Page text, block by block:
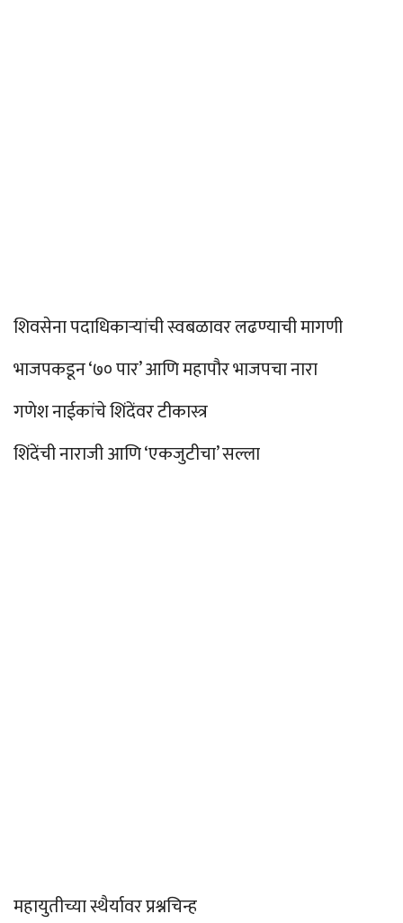
शिवसेना पदाधिकाऱ्यांची स्वबळावर लढण्याची मागणी
भाजपकडून ‘७० पार’ आणि महापौर भाजपचा नारा
गणेश नाईकांचे शिंदेंवर टीकास्त्र
शिंदेंची नाराजी आणि ‘एकजुटीचा’ सल्ला
महायुतीच्या स्थैर्यावर प्रश्नचिन्ह